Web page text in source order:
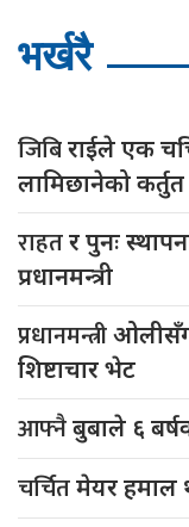
भर्खरै
जिबिराईले एक
लामिछानेको कर्तुत
राहतर पुनः
प्रधानमन्त्री
प्रधानमन्त्रीओलीसँग
शिष्टाचार भेट
आफ्नैबुबाले ६
चर्चितमेयर हमाल